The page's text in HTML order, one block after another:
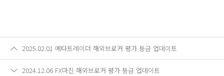
2025.02.01 메타트레이더 해외브로커 평가 등급 업데이트
2024.12.06 FX마진 해외브로커 평가 등급 업데이트